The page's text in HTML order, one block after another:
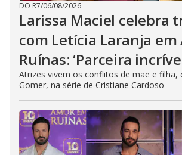
DO R7/06/08/2026
Larissa Maciel celebra
com Letícia Laranja em
Ruínas: ‘Parceira
Atrizes vivem os conflitos de mãe e filha,
Gomer, na série de Cristiane Cardoso